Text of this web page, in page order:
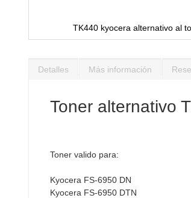
TK440 kyocera alternativo al
comienzo
Detalles
Toner alternativo
Toner valido para:
Kyocera FS-6950 DN
Kyocera FS-6950 DTN
Más información